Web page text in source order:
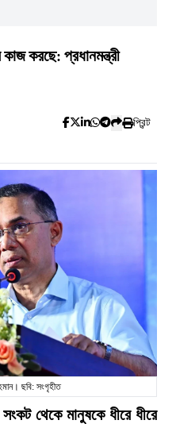
করছে: প্রধানমন্ত্রী
প্রিন্ট
ছবি: সংগৃহীত
থেকে মানুষকে ধীরে ধীরে